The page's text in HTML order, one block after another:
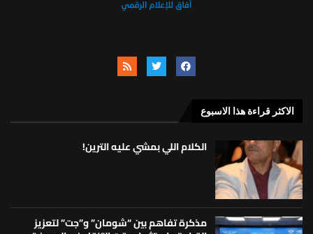
الاكثر قراءة هذا الاسبوع
الكلام اللي بمشي عليه الترين!
مذكرة تفاهم بين “شومان” و”جت” لتعزيز